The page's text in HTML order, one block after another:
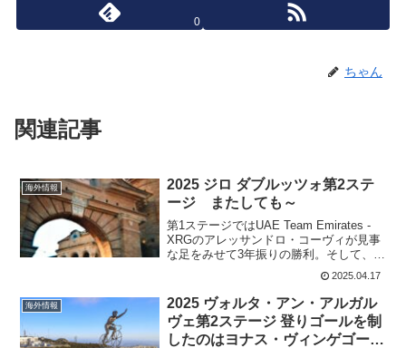
0
ちゃん
関連記事
海外情報
2025 ジロ ダブルッツォ第2ステ
ージ またしても～
第1ステージではUAE Team Emirates -
XRGのアレッサンドロ・コーヴィが見事
な足をみせて3年振りの勝利。そして、3
位にはJCL Team UKYOのアレッサンド
ロ・ファンチェルが入っている。海外レ
ースで最後まで表彰台をキー...
2025.04.17
海外情報
2025 ヴォルタ・アン・アルガル
ヴェ第2ステージ 登りゴールを制
したのはヨナス・ヴィンゲゴー